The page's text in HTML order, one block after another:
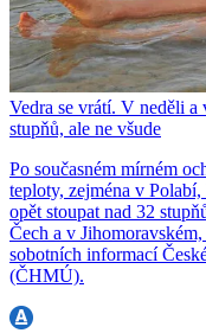
Vedra se vrátí. V neděli
stupňů, ale ne všude
Po současném mírném
teploty, zejména v
opět stoupat nad 32
Čech a v
sobotních informací
(ČHMÚ).